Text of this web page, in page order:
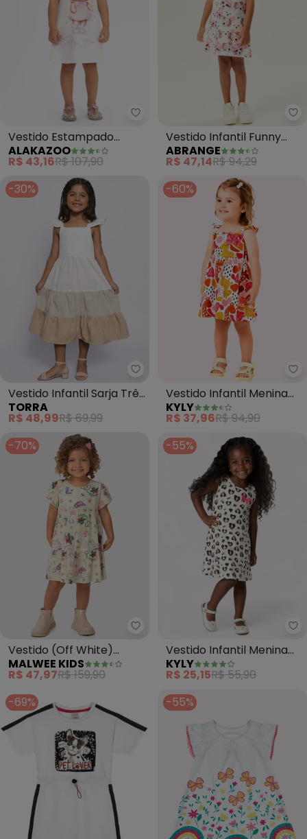
Alakazoo - Vestido
Vestido Estampado
Infantil com Strass
(Branco)
ALAKAZOO
R$ 43,16R$ 107,90
Vestido Infantil Funny
(Branco)
ABRANGE
R$ 47,14R$ 94,29
-30%
Torra - Vestido Infantil Sarja
Vestido Infantil Sarja Três
Marias (Branco)
TORRA
R$ 48,99R$ 69,99
-60%
Vestido Infantil Menina
Bichinhos (Branco)
KYLY
R$ 37,96R$ 94,90
-70%
Malwee Kids - Vestido (Off
Vestido (Off White)
Evasê Country Menina
MALWEE KIDS
R$ 47,97R$ 159,90
-55%
Vestido Infantil Menina
Estampado (Off White)
KYLY
R$ 25,15R$ 55,90
-69%
-55%